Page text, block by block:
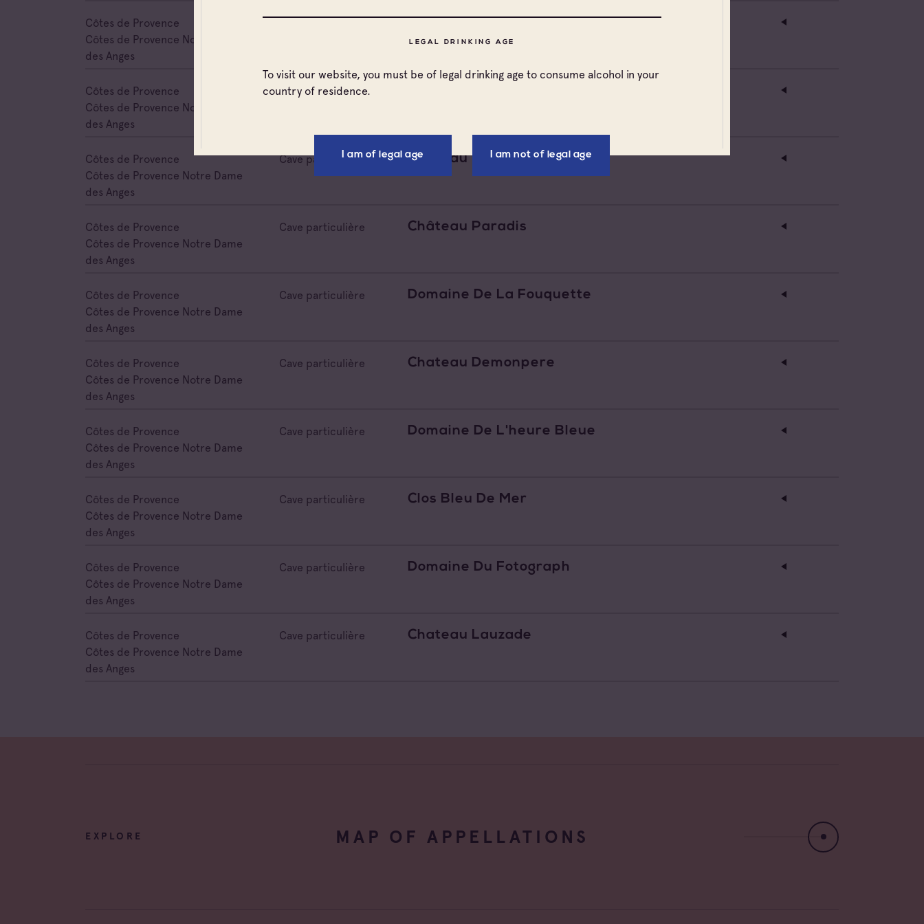
LEGAL DRINKING AGE
To visit our website, you must be of legal drinking age to consume alcohol in your
country of residence.
I am of legal age I am not of legal age
Côtes de Provence
Côtes de Provence Notre Dame
des Anges
Chateau Real D'or
Côtes de Provence
Côtes de Provence Notre Dame
des Anges
Cave particulière
Côtes de Provence
Côtes de Provence Notre Dame
des Anges
Cave particulière Chateau Matheron
Côtes de Provence
Côtes de Provence Notre Dame
des Anges
Cave particulière Château Paradis
Côtes de Provence
Côtes de Provence Notre Dame
des Anges
Cave particulière Domaine De La Fouquette
Côtes de Provence
Côtes de Provence Notre Dame
des Anges
Cave particulière Chateau Demonpere
Côtes de Provence
Côtes de Provence Notre Dame
des Anges
Cave particulière Domaine De L'heure Bleue
Côtes de Provence
Côtes de Provence Notre Dame
des Anges
Cave particulière Clos Bleu De Mer
Côtes de Provence
Côtes de Provence Notre Dame
des Anges
Cave particulière Domaine Du Fotograph
Côtes de Provence
Côtes de Provence Notre Dame
des Anges
Cave particulière Chateau Lauzade
EXPLORE MAP OF APPELLATIONS